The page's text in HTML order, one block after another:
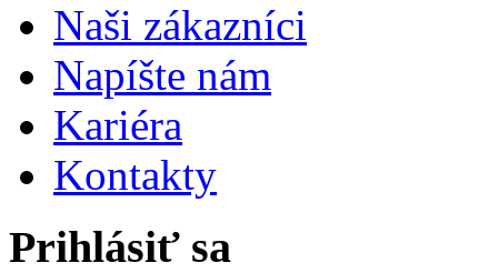
Naši zákazníci
Napíšte nám
Kariéra
Kontakty
Prihlásiť sa